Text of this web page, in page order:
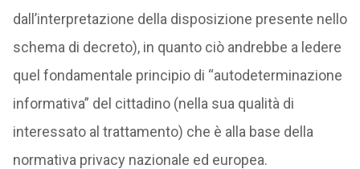
dall’interpretazione della disposizione presente nello
schema di decreto), in quanto ciò andrebbe a ledere
quel fondamentale principio di “autodeterminazione
informativa” del cittadino (nella sua qualità di
interessato al trattamento) che è alla base della
normativa privacy nazionale ed europea.